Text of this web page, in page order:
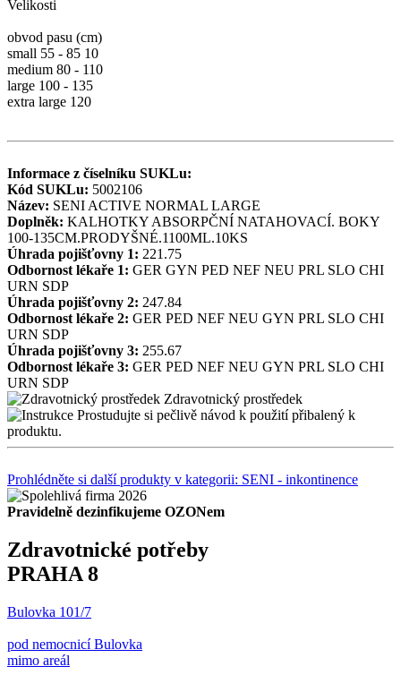
Velikosti
obvod pasu (cm)
small 55 - 85 10
medium 80 - 110
large 100 - 135
extra large 120
Informace z číselníku SUKLu:
Kód SUKLu: 5002106
Název: SENI ACTIVE NORMAL LARGE
Doplněk: KALHOTKY ABSORPČNÍ NATAHOVACÍ. BOKY
100-135CM.PRODYŠNÉ.1100ML.10KS
Úhrada pojišťovny 1: 221.75
Odbornost lékaře 1: GER GYN PED NEF NEU PRL SLO CHI
URN SDP
Úhrada pojišťovny 2: 247.84
Odbornost lékaře 2: GER PED NEF NEU GYN PRL SLO CHI
URN SDP
Úhrada pojišťovny 3: 255.67
Odbornost lékaře 3: GER PED NEF NEU GYN PRL SLO CHI
URN SDP
Zdravotnický prostředek
Prostudujte si pečlivě návod k použití přibalený k
produktu.
Prohlédněte si další produkty v kategorii: SENI - inkontinence
Pravidelně dezinfikujeme OZONem
Zdravotnické potřeby
PRAHA 8
Bulovka 101/7
pod nemocnicí Bulovka
mimo areál